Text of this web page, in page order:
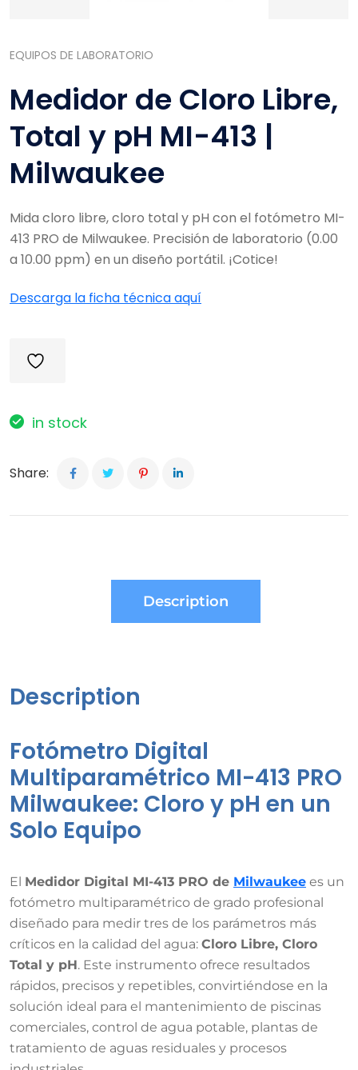
EQUIPOS DE LABORATORIO
Medidor de Cloro Libre,
Total y pH MI-413 |
Milwaukee
Mida cloro libre, cloro total y pH con el fotómetro MI-
413 PRO de Milwaukee. Precisión de laboratorio (0.00
a 10.00 ppm) en un diseño portátil. ¡Cotice!
Descarga la ficha técnica aquí
in stock
Share:
Description
Description
Fotómetro Digital
Multiparamétrico MI-413 PRO
Milwaukee: Cloro y pH en un
Solo Equipo
El Medidor Digital MI-413 PRO de Milwaukee es un
fotómetro multiparamétrico de grado profesional
diseñado para medir tres de los parámetros más
críticos en la calidad del agua: Cloro Libre, Cloro
Total y pH. Este instrumento ofrece resultados
rápidos, precisos y repetibles, convirtiéndose en la
solución ideal para el mantenimiento de piscinas
comerciales, control de agua potable, plantas de
tratamiento de aguas residuales y procesos